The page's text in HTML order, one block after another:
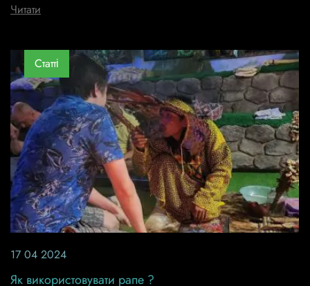
Читати
Статті
17 04 2024
Як використовувати рапе ?